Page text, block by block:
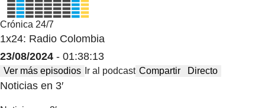
Crónica 24/7
1x24: Radio Colombia
23/08/2024 - 01:38:13
Ver más episodios Ir al podcast Compartir Directo
Noticias en 3′